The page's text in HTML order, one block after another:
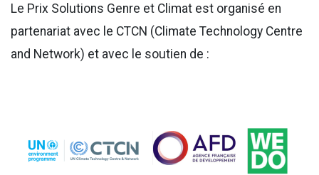
Le Prix Solutions Genre et Climat est organisé en
partenariat avec le CTCN (Climate Technology Centre
and Network) et avec le soutien de :